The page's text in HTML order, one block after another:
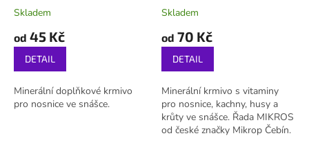
Skladem
od 45 Kč
DETAIL
Minerální doplňkové krmivo
pro nosnice ve snášce.
Skladem
od 70 Kč
DETAIL
Minerální krmivo s vitaminy
pro nosnice, kachny, husy a
krůty ve snášce. Řada MIKROS
od české značky Mikrop Čebín.